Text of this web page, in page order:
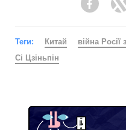
Теги: Китай війна Росії
Сі Цзіньпін